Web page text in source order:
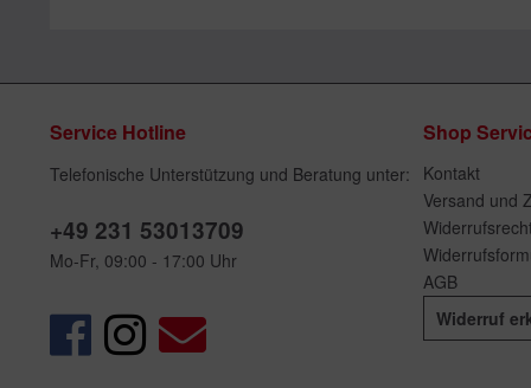
Service Hotline
Telefonische Unterstützung und Beratung unter:
+49 231 53013709
Mo-Fr, 09:00 - 17:00 Uhr
Shop
Kontakt
Versand und
AGB
Widerruf